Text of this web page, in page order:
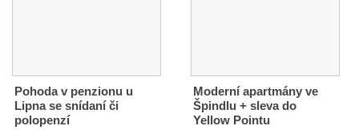
Pohoda v penzionu u
Lipna se snídaní či
polopenzí
Moderní apartmány ve
Špindlu + sleva do
Yellow Pointu